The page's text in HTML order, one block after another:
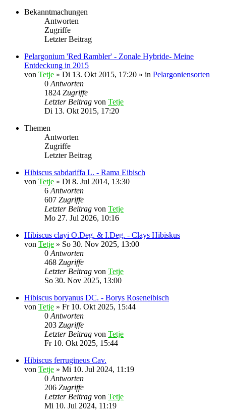
Bekanntmachungen
Antworten
Zugriffe
Letzter Beitrag
Pelargonium 'Red Rambler' - Zonale Hybride- Meine
Entdeckung in 2015
von Tetje » Di 13. Okt 2015, 17:20 » in Pelargoniensorten
0 Antworten
1824 Zugriffe
Letzter Beitrag von Tetje
Di 13. Okt 2015, 17:20
Themen
Antworten
Zugriffe
Letzter Beitrag
Hibiscus sabdariffa L. - Rama Eibisch
von Tetje » Di 8. Jul 2014, 13:30
6 Antworten
607 Zugriffe
Letzter Beitrag von Tetje
Mo 27. Jul 2026, 10:16
Hibiscus clayi O.Deg. & I.Deg. - Clays Hibiskus
von Tetje » So 30. Nov 2025, 13:00
0 Antworten
468 Zugriffe
Letzter Beitrag von Tetje
So 30. Nov 2025, 13:00
Hibiscus boryanus DC. - Borys Roseneibisch
von Tetje » Fr 10. Okt 2025, 15:44
0 Antworten
203 Zugriffe
Letzter Beitrag von Tetje
Fr 10. Okt 2025, 15:44
Hibiscus ferrugineus Cav.
von Tetje » Mi 10. Jul 2024, 11:19
0 Antworten
206 Zugriffe
Letzter Beitrag von Tetje
Mi 10. Jul 2024, 11:19